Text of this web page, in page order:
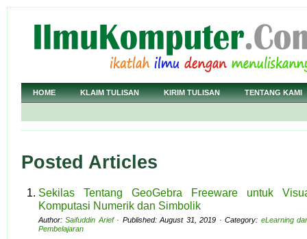
HOME KLAIM TULISAN KIRIM TULISAN TENTANG KAMI
Posted Articles
Sekilas Tentang GeoGebra Freeware untuk
Komputasi Numerik dan Simbolik
Author:Saifuddin Arief· Published: August 31, 2019 · Category: eLearning
Pembelajaran